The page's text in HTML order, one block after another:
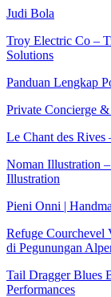
Judi Bola
Troy Electric Co –
Solutions
Panduan Lengkap
Private Concierge
Le Chant des Rives
Noman Illustration
Illustration
Pieni Onni |
Refuge Courchevel
di Pegunungan
Tail Dragger Blues
Performances